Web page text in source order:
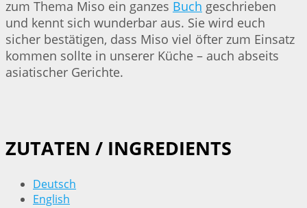
zum Thema Miso ein ganzes Buch geschrieben
und kennt sich wunderbar aus. Sie wird euch
sicher bestätigen, dass Miso viel öfter zum Einsatz
kommen sollte in unserer Küche – auch abseits
asiatischer Gerichte.
ZUTATEN / INGREDIENTS
Deutsch
English